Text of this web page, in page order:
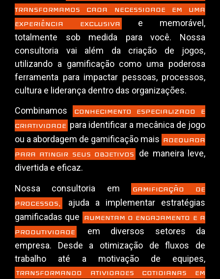
TRANSFORMAMOS CADA NECESSIDADE EM UMA
EXPERIÊNCIA EXCLUSIVA
e memorável,
totalmente sob medida para você. Nossa
consultoria vai além da criação de jogos,
utilizando a gamificação como uma poderosa
ferramenta para impactar pessoas, processos,
cultura e liderança dentro das organizações.
Combinamos
CONHECIMENTO ESPECIALIZADO E
CRIATIVIDADE para identificar a mecânica de jogo
ou a abordagem de gamificação mais ADEQUADA
PARA ATINGIR SEUS OBJETIVOS
de maneira leve,
divertida e eficaz.
Nossa consultoria em
GAMIFICAÇÃO DE
PROCESSOS,
ajuda a implementar estratégias
gamificadas que
AUMENTAM O ENGAJAMENTO E A
PRODUTIVIDADE
em diversos setores da
empresa. Desde a otimização de fluxos de
trabalho até a motivação de equipes,
TRANSFORMANDO ATIVIDADES COTIDIANAS EM